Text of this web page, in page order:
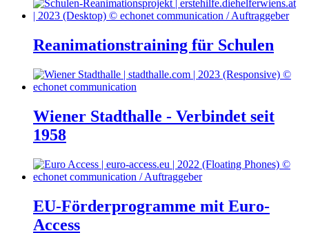
Reanimationstraining für Schulen
Wiener Stadthalle - Verbindet seit
1958
EU-Förderprogramme mit Euro-
Access